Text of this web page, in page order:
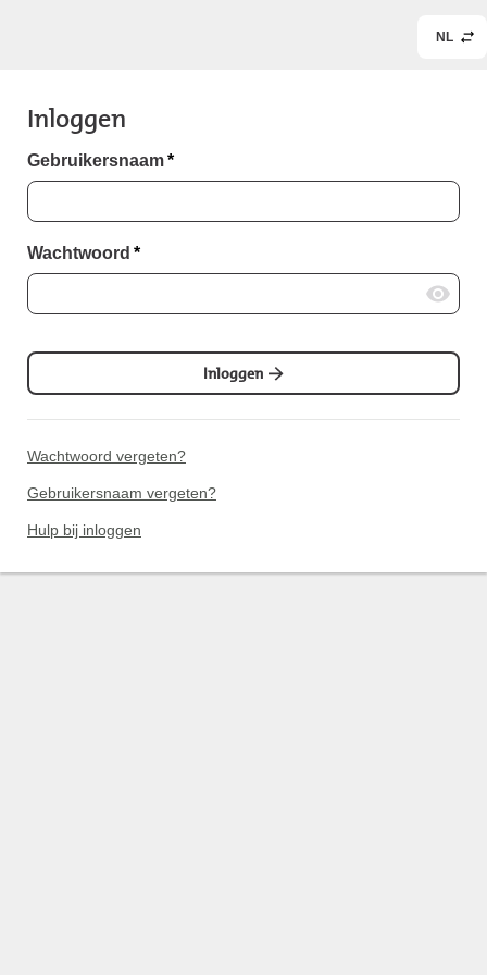
NL
Inloggen
Gebruikersnaam*
Wachtwoord *
Inloggen
Wachtwoord vergeten?
Gebruikersnaam vergeten?
Hulp bij inloggen